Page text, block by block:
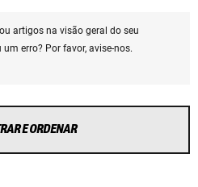
artigos na visão geral do seu
erro? Por favor, avise-nos.
E ORDENAR